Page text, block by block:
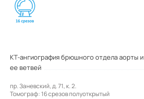
КТ-ангиография брюшного отдела аорты и
ее ветвей
пр. Заневский, д. 71, к. 2.
Томограф: 16 срезов полуоткрытый